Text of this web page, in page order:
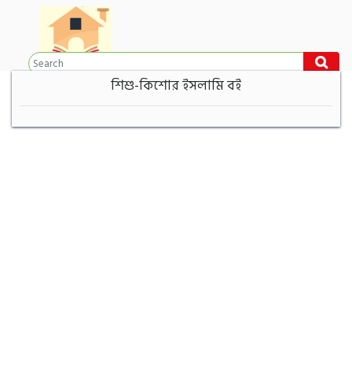
শিশু-কিশোর ইসলামি বই